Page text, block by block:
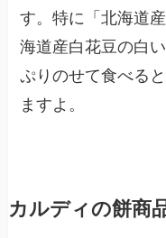
す。特に「北海道
海道産白花豆の白
ぷりのせて食べる
ますよ。
カルディの餅商